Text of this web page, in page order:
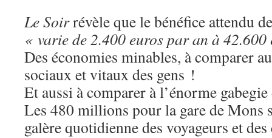
Le Soirrévèle que le bénéfice attendu
« varie de 2.400 euros par an à
Des économies minables, à comparer
sociaux et vitaux des gens !
Et aussi à comparer à l’énorme
Les 480 millions pour la gare de Mons
galère quotidienne des voyageurs et